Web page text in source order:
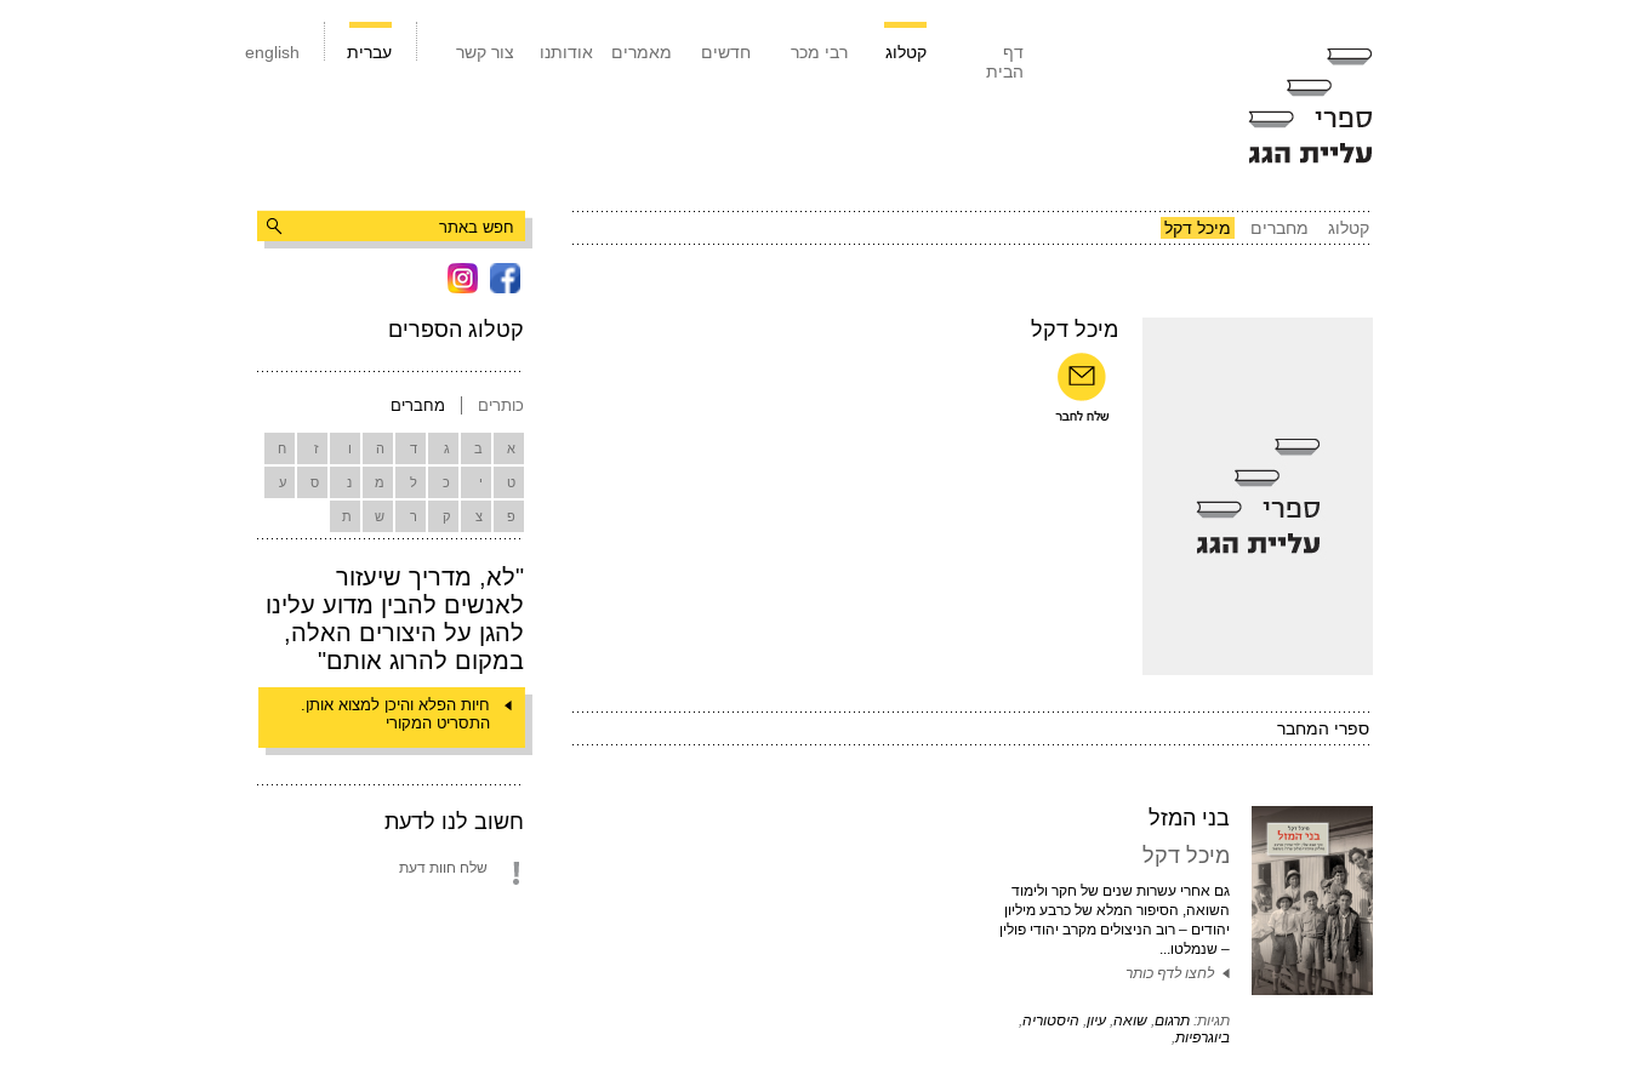
english עברית צור קשר אודותנו מאמרים חדשים רבי מכר קטלוג
דף
הבית
קטלוג הספרים
כותרים מחברים
א ב ג ד ה ו ז ח
ט י כ ל מ נ ס ע
פ צ ק ר ש ת
"לא, מדריך שיעזור
לאנשים להבין מדוע עלינו
להגן על היצורים האלה,
במקום להרוג אותם"
חיות הפלא והיכן למצוא אותן.
התסריט המקורי
חשוב לנו לדעת
שלח חוות דעת
קטלוג מחברים מיכל דקל
מיכל דקל
ספרי המחבר
בני המזל
מיכל דקל
גם אחרי עשרות שנים של חקר ולימוד
השואה, הסיפור המלא של כרבע מיליון
יהודים – רוב הניצולים מקרב יהודי פולין
– שנמלטו...
לחצו לדף כותר
תגיות: תרגום, שואה, עיון, היסטוריה,
ביוגרפיות,